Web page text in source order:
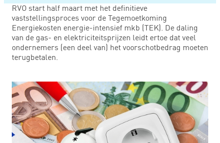
RVO start half maart met het definitieve
vaststellingsproces voor de Tegemoetkoming
Energiekosten energie-intensief mkb (TEK). De daling
van de gas- en elektriciteitsprijzen leidt ertoe dat veel
ondernemers (een deel van) het voorschotbedrag moeten
terugbetalen.